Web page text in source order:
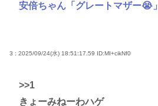
安倍ちゃん「グレートマザー😭」
3 : 2025/09/24(水) 18:51:17.59 ID:MI+cikNf0
>>1
きょーみねーわハゲ